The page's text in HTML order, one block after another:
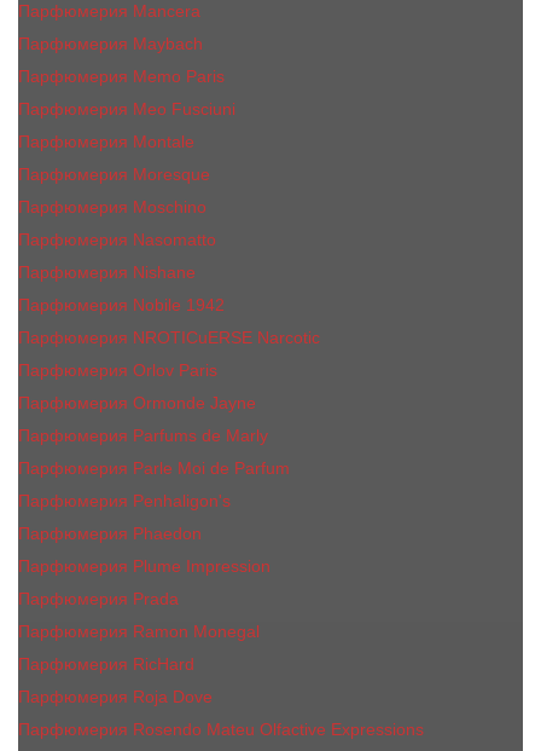
Парфюмерия Mancera
Парфюмерия Maybach
Парфюмерия Memo Paris
Парфюмерия Meo Fusciuni
Парфюмерия Montale
Парфюмерия Moresque
Парфюмерия Moschino
Парфюмерия Nasomatto
Парфюмерия Nishane
Парфюмерия Nobile 1942
Парфюмерия NROTICuERSE Narcotic
Парфюмерия Orlov Paris
Парфюмерия Ormonde Jayne
Парфюмерия Parfums de Marly
Парфюмерия Parle Moi de Parfum
Парфюмерия Penhaligon's
Парфюмерия Phaedon
Парфюмерия Plume Impression
Парфюмерия Prada
Парфюмерия Ramon Monegal
Парфюмерия RicHard
Парфюмерия Roja Dove
Парфюмерия Rosendo Mateu Olfactive Expressions